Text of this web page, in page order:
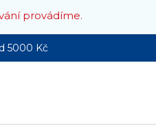
provádíme.
5000 Kč